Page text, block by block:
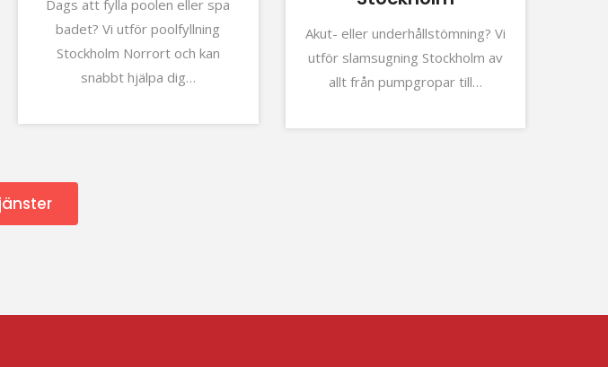
Dags att fylla poolen eller spa
badet? Vi utför poolfyllning
Stockholm Norrort och kan
snabbt hjälpa dig…
Akut- eller underhållstömning? Vi
utför slamsugning Stockholm av
allt från pumpgropar till…